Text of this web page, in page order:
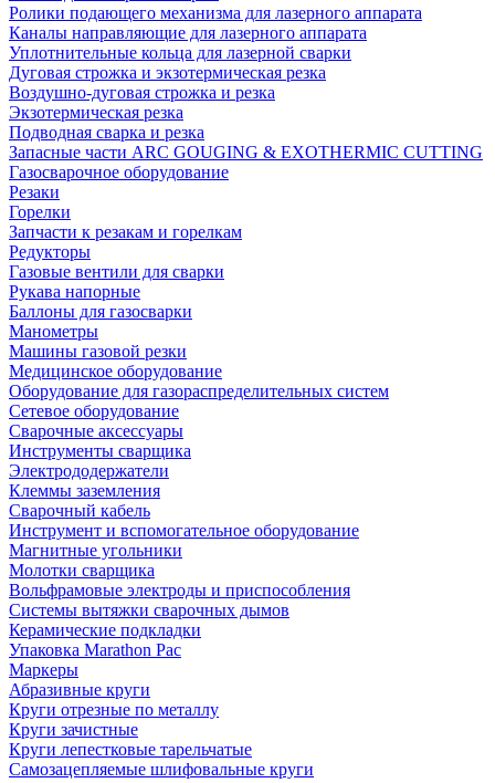
Ролики подающего механизма для лазерного аппарата
Каналы направляющие для лазерного аппарата
Уплотнительные кольца для лазерной сварки
Дуговая строжка и экзотермическая резка
Воздушно-дуговая строжка и резка
Экзотермическая резка
Подводная сварка и резка
Запасные части ARC GOUGING & EXOTHERMIC CUTTING
Газосварочное оборудование
Резаки
Горелки
Запчасти к резакам и горелкам
Редукторы
Газовые вентили для сварки
Рукава напорные
Баллоны для газосварки
Манометры
Машины газовой резки
Медицинское оборудование
Оборудование для газораспределительных систем
Сетевое оборудование
Сварочные аксессуары
Инструменты сварщика
Электрододержатели
Клеммы заземления
Сварочный кабель
Инструмент и вспомогательное оборудование
Магнитные угольники
Молотки сварщика
Вольфрамовые электроды и приспособления
Системы вытяжки сварочных дымов
Керамические подкладки
Упаковка Marathon Pac
Маркеры
Абразивные круги
Круги отрезные по металлу
Круги зачистные
Круги лепестковые тарельчатые
Самозацепляемые шлифовальные круги